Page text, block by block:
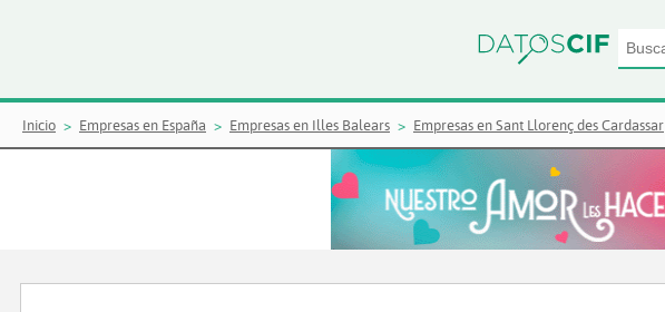
Inicio Empresas en España Empresas en Illes Balears Empresas en Sant Llorenç des Cardassar